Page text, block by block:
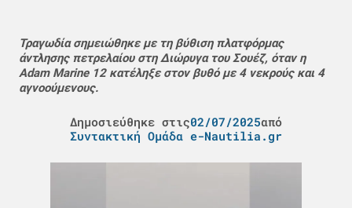
Τραγωδία σημειώθηκε με τη βύθιση πλατφόρμας
άντλησης πετρελαίου στη Διώρυγα του Σουέζ, όταν η
Adam Marine 12 κατέληξε στον βυθό με 4 νεκρούς και 4
αγνοούμενους.
Δημοσιεύθηκε στις02/07/2025από
Συντακτική Ομάδα e-Nautilia.gr